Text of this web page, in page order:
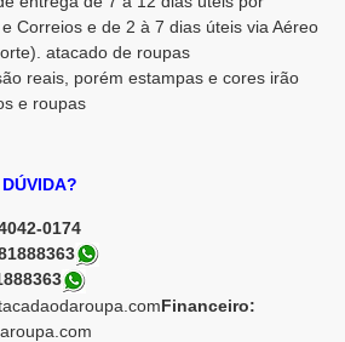
Correios e de 2 à 7 dias úteis via Aéreo
atacado de roupas
reais, porém estampas e cores irão
e roupas
0174
Financeiro: